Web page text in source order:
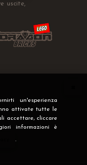
un'esperienza
attivate tutte le
accettare, cliccare
informazioni è
.
uscite,